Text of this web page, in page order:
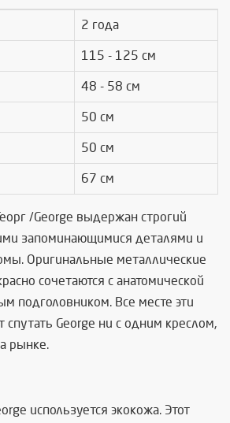
2 года
115 - 125 см
48 - 58 см
50 см
50 см
67 см
/George выдержан строгий
запоминающимися деталями и
Оригинальные металлические
сочетаются с анатомической
подголовником. Все месте эти
спутать George ни с одним креслом,
рынке.
используется экокожа. Этот